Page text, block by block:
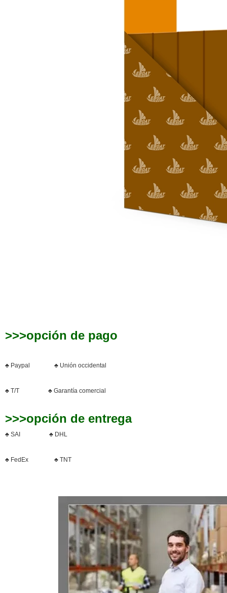
>>>opción de pago
♣ Paypal ♣ Unión occidental
♣ T/T ♣ Garantía comercial
>>>opción de entrega
♣ SAI ♣ DHL
♣ FedEx ♣ TNT